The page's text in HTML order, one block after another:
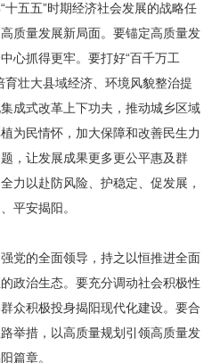
五五”时期经济社会发展的战略任
质量发展新局面。要锚定高质量发
心抓得更牢。要打好“百千万工
育壮大县域经济、环境风貌整治提
成式改革上下功夫，推动城乡区域
为民情怀，加大保障和改善民生力
，让发展成果更多更公平惠及群
力以赴防风险、护稳定、促发展，
平安揭阳。
的全面领导，持之以恒推进全面
政治生态。要充分调动社会积极性
众积极投身揭阳现代化建设。要合
举措，以高质量规划引领高质量发
篇章。